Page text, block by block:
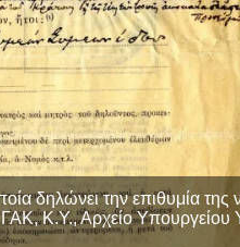
την επιθυμία της
Κ.Υ., Αρχείο Υπουργείου